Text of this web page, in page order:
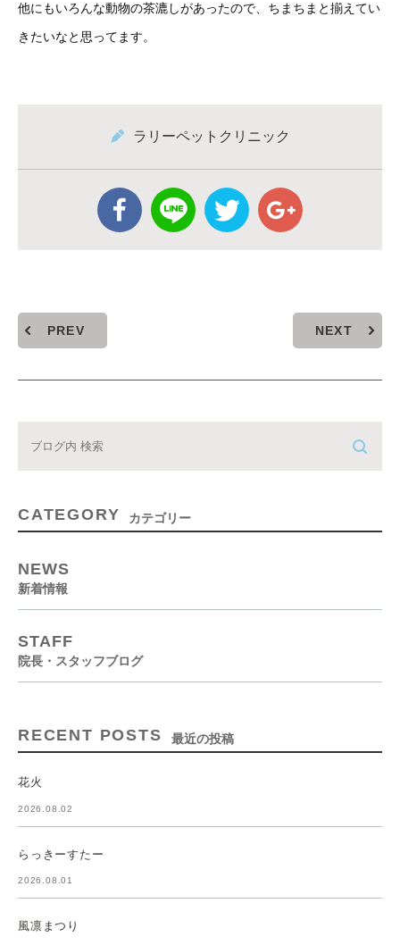
他にもいろんな動物の茶漉しがあったので、ちまちまと揃えてい
きたいなと思ってます。
ラリーペットクリニック
PREV NEXT
CATEGORY カテゴリー
NEWS
新着情報
STAFF
院長・スタッフブログ
RECENT POSTS 最近の投稿
花火
2026.08.02
らっきーすたー
2026.08.01
風凛まつり